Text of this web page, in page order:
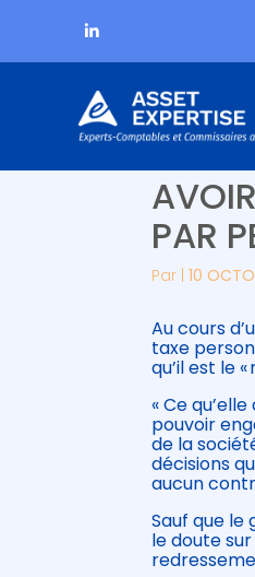
Aller
au
PAR
Par |10
Au cours
taxe
qu’il est le
« Ce
pouvoir
de la
décisions
aucun
Sauf que
le doute